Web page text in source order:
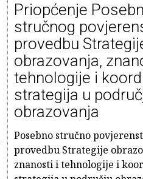
Priopćenje
stručnog
provedbu
obrazovanja,
tehnologije i
strategija u
obrazovanja
Posebno stručno
provedbu Strategije
znanosti i tehnologije i